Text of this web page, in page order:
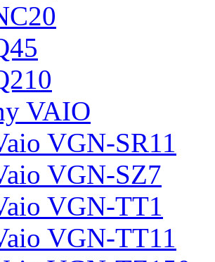
VAIO
VGN-SR11
VGN-SZ7
VGN-TT1
VGN-TT11